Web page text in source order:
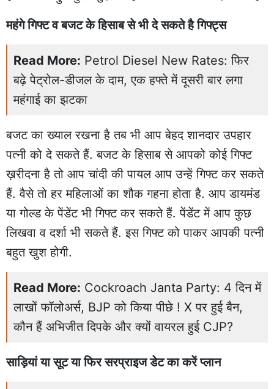
महंगे गिफ्ट व बजट के हिसाब से भी दे सकते है गिफ्ट्स
Read More: Petrol Diesel New Rates: फिर
बढ़े पेट्रोल-डीजल के दाम, एक हफ्ते में दूसरी बार लगा
महंगाई का झटका
बजट का ख्याल रखना है तब भी आप बेहद शानदार उपहार
पत्नी को दे सकते हैं. बजट के हिसाब से आपको कोई गिफ्ट
ख़रीदना है तो आप चांदी की पायल आप उन्हें गिफ्ट कर सकते
हैं. वैसे तो हर महिलाओं का शौक गहना होता है. आप डायमंड
या गोल्ड के पेंडेंट भी गिफ्ट कर सकते हैं. पेंडेंट में आप कुछ
लिखवा व दर्शा भी सकते हैं. इस गिफ्ट को पाकर आपकी पत्नी
बहुत खुश होगी.
Read More: Cockroach Janta Party: 4 दिन में
लाखों फॉलोअर्स, BJP को किया पीछे ! X पर हुई बैन,
कौन हैं अभिजीत दिपके और क्यों वायरल हुई CJP?
साड़ियां या सूट या फिर सरप्राइज डेट का करें प्लान